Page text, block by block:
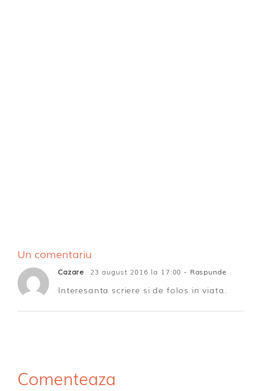
Un comentariu
Cazare 23 august 2016 la 17:00 - Raspunde
Interesanta scriere si de folos in viata.
Comenteaza